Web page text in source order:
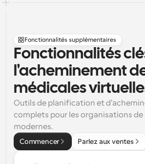
Fonctionnalités supplémentaires
Fonctionnalités
l'acheminement
médicales
Outils de planification et
complets pour les organisations de
modernes.
Commencer Parlez aux ventes